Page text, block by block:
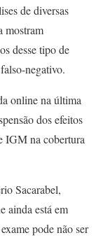
de diversas
mostram
desse tipo de
negativo.
online na última
dos efeitos
IGM na cobertura
Sacarabel,
ainda está em
pode não ser